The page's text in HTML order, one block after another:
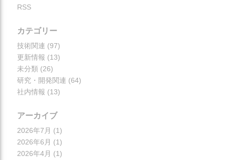
RSS
カテゴリー
技術関連 (97)
更新情報 (13)
未分類 (26)
研究・開発関連 (64)
社内情報 (13)
アーカイブ
2026年7月 (1)
2026年6月 (1)
2026年4月 (1)